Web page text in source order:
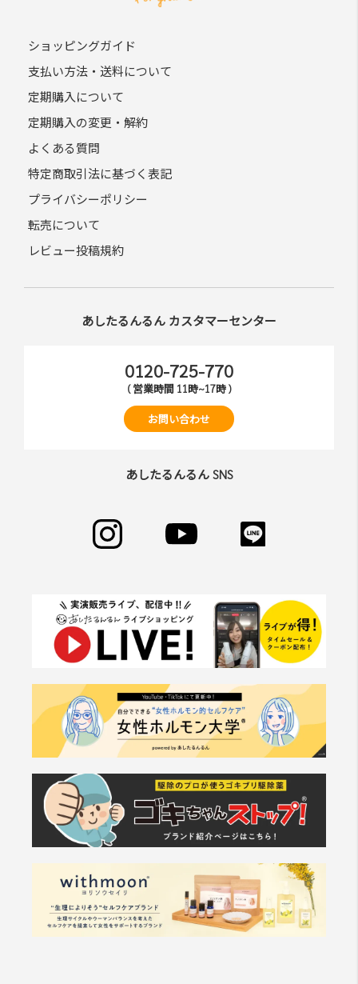
ショッピングガイド
支払い方法・送料について
定期購入について
定期購入の変更・解約
よくある質問
特定商取引法に基づく表記
プライバシーポリシー
転売について
レビュー投稿規約
あしたるんるん カスタマーセンター
0120-725-770
( 営業時間 11時~17時 )
お問い合わせ
あしたるんるん SNS